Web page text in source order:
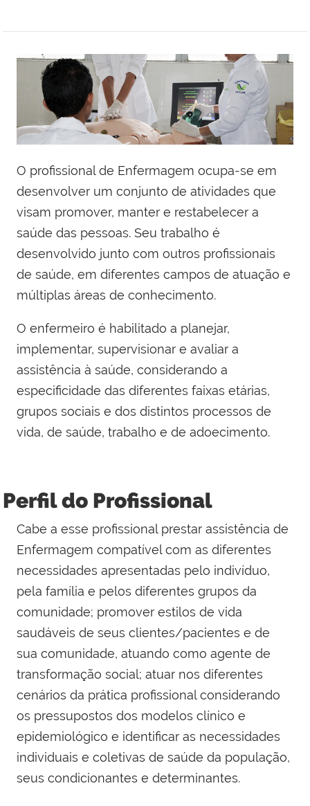
O profissional de Enfermagem ocupa-se em
desenvolver um conjunto de atividades que
visam promover, manter e restabelecer a
saúde das pessoas. Seu trabalho é
desenvolvido junto com outros profissionais
de saúde, em diferentes campos de atuação e
múltiplas áreas de conhecimento.
O enfermeiro é habilitado a planejar,
implementar, supervisionar e avaliar a
assistência à saúde, considerando a
especificidade das diferentes faixas etárias,
grupos sociais e dos distintos processos de
vida, de saúde, trabalho e de adoecimento.
Perfil do Profissional
Cabe a esse profissional prestar assistência de
Enfermagem compatível com as diferentes
necessidades apresentadas pelo indivíduo,
pela família e pelos diferentes grupos da
comunidade; promover estilos de vida
saudáveis de seus clientes/pacientes e de
sua comunidade, atuando como agente de
transformação social; atuar nos diferentes
cenários da prática profissional considerando
os pressupostos dos modelos clínico e
epidemiológico e identificar as necessidades
individuais e coletivas de saúde da população,
seus condicionantes e determinantes.